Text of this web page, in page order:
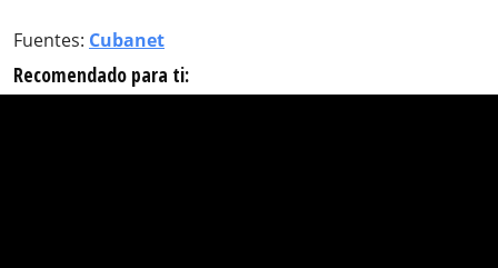
Fuentes: Cubanet
Recomendado para ti: